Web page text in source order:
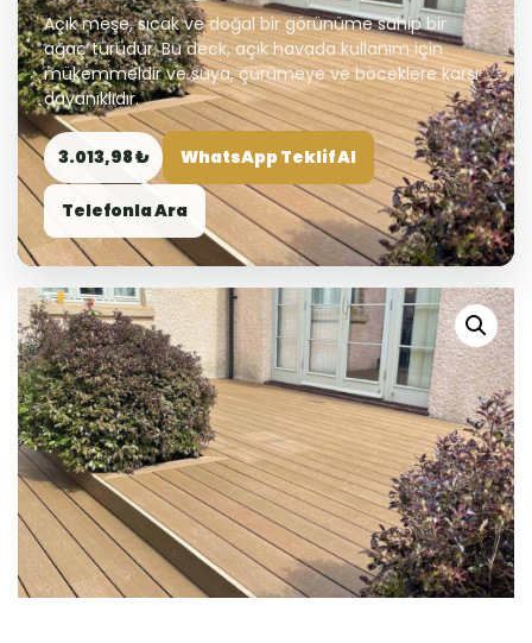
Açık meşe, sıcak ve doğal bir görünüme sahip bir
ağaç türüdür. Bu deck, açık havada kullanım için
mükemmeldir ve suya, çürümeye ve böceklere karşı
dayanıklıdır.
3.013,98 ₺ WhatsApp Teklif Al
Telefonla Ara